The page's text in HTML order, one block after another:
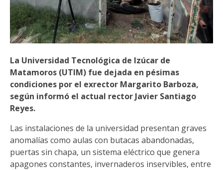
La Universidad Tecnológica de Izúcar de
Matamoros (UTIM) fue dejada en pésimas
condiciones por el exrector Margarito Barboza,
según informó el actual rector Javier Santiago
Reyes.
Las instalaciones de la universidad presentan graves
anomalías como aulas con butacas abandonadas,
puertas sin chapa, un sistema eléctrico que genera
apagones constantes, invernaderos inservibles, entre